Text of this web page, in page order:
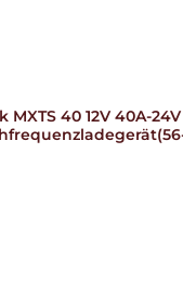
MXTS 40 12V 40A-